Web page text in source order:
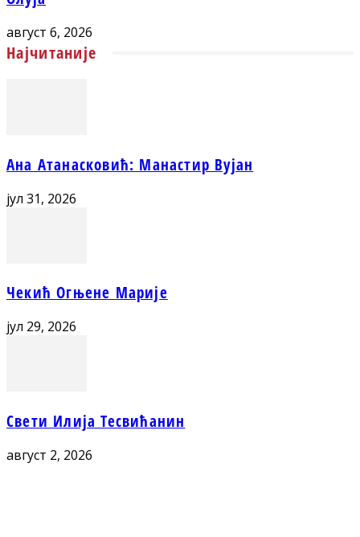
август 6, 2026
Најчитаније
Ана Атанасковић: Манастир Вујан
јул 31, 2026
Чекић Огњене Марије
јул 29, 2026
Свети Илија Тесвићанин
август 2, 2026